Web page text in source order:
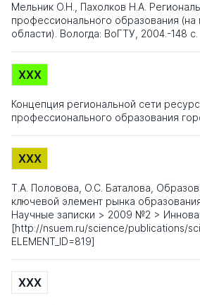
Мельник О.Н., Пахолков Н.А.
профессионального образования
области). Вологда: ВоГТУ, 2004.-148 с.
XXX
Концепция региональной сети
профессионального образования
XXX
Т.А. Половова, О.С. Баталова,
ключевой элемент рынка
Научные записки > 2009 №2 >
[http://nsuem.ru/science/publications/
ELEMENT_ID=819]
XXX